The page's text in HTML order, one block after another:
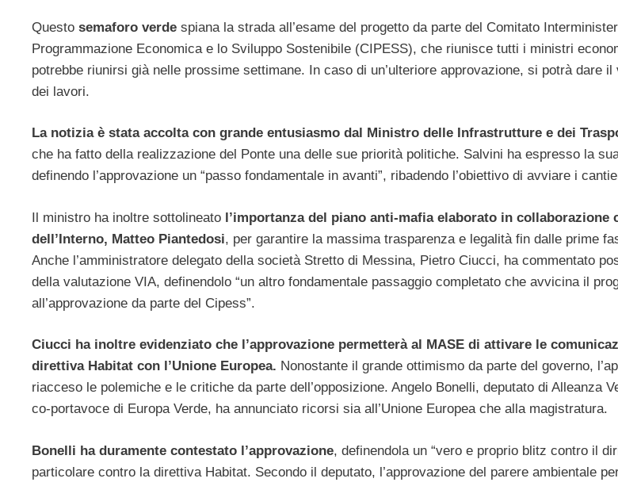
Questo semaforo verde spiana la strada all’esame del progetto da parte del Comitato
Programmazione Economica e lo Sviluppo Sostenibile (CIPESS), che riunisce tutti i ministri
potrebbe riunirsi già nelle prossime settimane. In caso di un’ulteriore approvazione, si potrà dare
dei lavori.
La notizia è stata accolta con grande entusiasmo dal Ministro delle Infrastrutture e dei
che ha fatto della realizzazione del Ponte una delle sue priorità politiche. Salvini ha espresso la
definendo l’approvazione un “passo fondamentale in avanti”, ribadendo l’obiettivo di avviare i
Il ministro ha inoltre sottolineato l’importanza del piano anti-mafia elaborato in collaborazione
dell’Interno, Matteo Piantedosi, per garantire la massima trasparenza e legalità fin dalle prime
Anche l’amministratore delegato della società Stretto di Messina, Pietro Ciucci, ha commentato
della valutazione VIA, definendolo “un altro fondamentale passaggio completato che avvicina il
all’approvazione da parte del Cipess”.
Ciucci ha inoltre evidenziato che l’approvazione permetterà al MASE di attivare le
direttiva Habitat con l’Unione Europea. Nonostante il grande ottimismo da parte del governo,
riacceso le polemiche e le critiche da parte dell’opposizione. Angelo Bonelli, deputato di Alleanza
co-portavoce di Europa Verde, ha annunciato ricorsi sia all’Unione Europea che alla magistratura.
Bonelli ha duramente contestato l’approvazione, definendola un “vero e proprio blitz contro il
particolare contro la direttiva Habitat. Secondo il deputato, l’approvazione del parere ambientale